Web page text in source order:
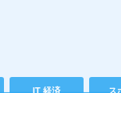
IT 経済 ス